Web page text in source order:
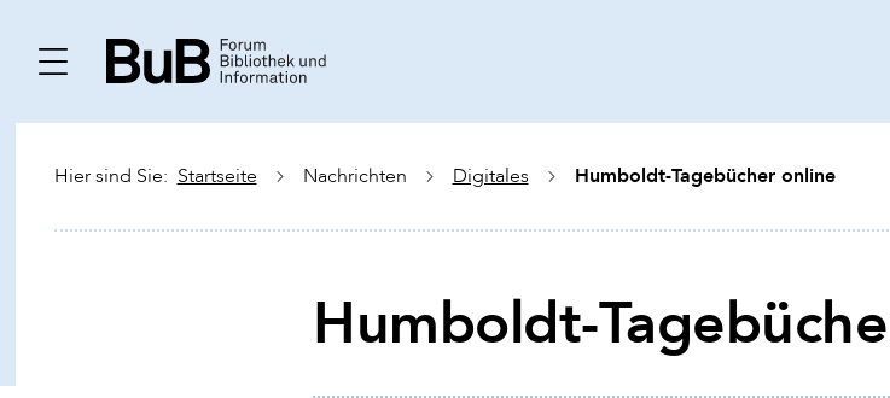
Hier sind Sie: Startseite Nachrichten Digitales Humboldt-Tagebücher online
Humboldt-